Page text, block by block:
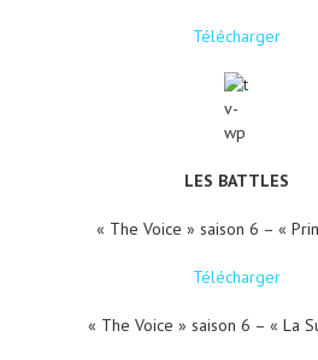
Télécharger
LES BATTLES
« The Voice » saison 6 – «
Télécharger
« The Voice » saison 6 – « La